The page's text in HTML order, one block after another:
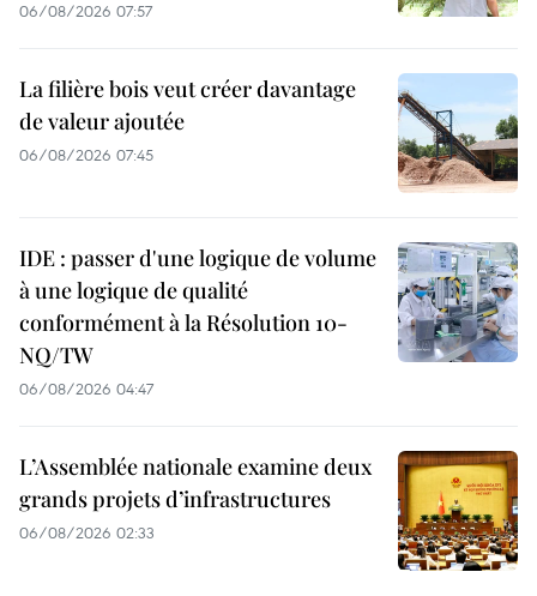
06/08/2026 07:57
La filière bois veut créer davantage
de valeur ajoutée
06/08/2026 07:45
IDE : passer d'une logique de volume
à une logique de qualité
conformément à la Résolution 10-
NQ/TW
06/08/2026 04:47
L’Assemblée nationale examine deux
grands projets d’infrastructures
06/08/2026 02:33